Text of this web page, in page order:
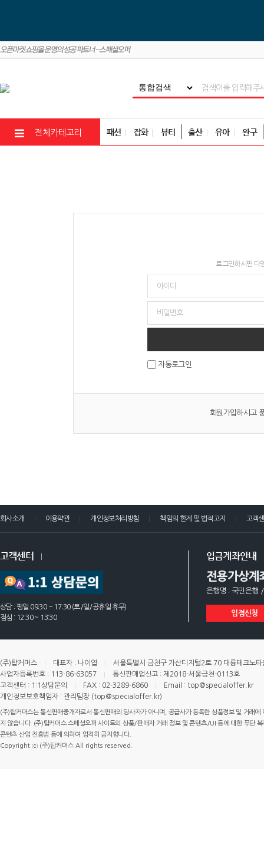
전체카테고리 패션 잡화 뷰티 출산 유아 완구
로그인하시면 다
자동로그인
회원가입하시고
회사소개 이용약관 개인정보처리방침 책임의 한계 및 법적고지 고객
고객센터
상담 : 평일 09:30 ~ 17:30 (토/일/공휴일 휴무)
점심 : 12:30 ~ 13:30
입금계좌안내
전용가상계
은행명 : 국민은행
입점신청
(주)탑커머스 대표자 : 나이엽
서울특별시 금천구 가산디지털2로 70 대륭테크노
사업자등록번호 : 113-86-63057
통신판매업신고 : 제2018-서울금천-0113호
고객센터 : 1:1상담문의
FAX : 02-3289-6860
Email : top@specialoffer.kr
개인정보보호책임자 : 관리팀장 (top@specialoffer.kr)
(주)탑커머스는 통신판매중개자로서 통신판매의 당사자가 아니며, 공급사가 등록한 상품정보 및 거래
지 않습니다. (주)탑커머스 스페셜오퍼 사이트의 상품/판매자 거래 정보 및 콘텐츠/UI 등에 대한 무단
콘텐츠 산업 진흥법 등에 의하여 엄격히 금지합니다.
Copyright ⓒ (주)탑커머스 All rights reserved.